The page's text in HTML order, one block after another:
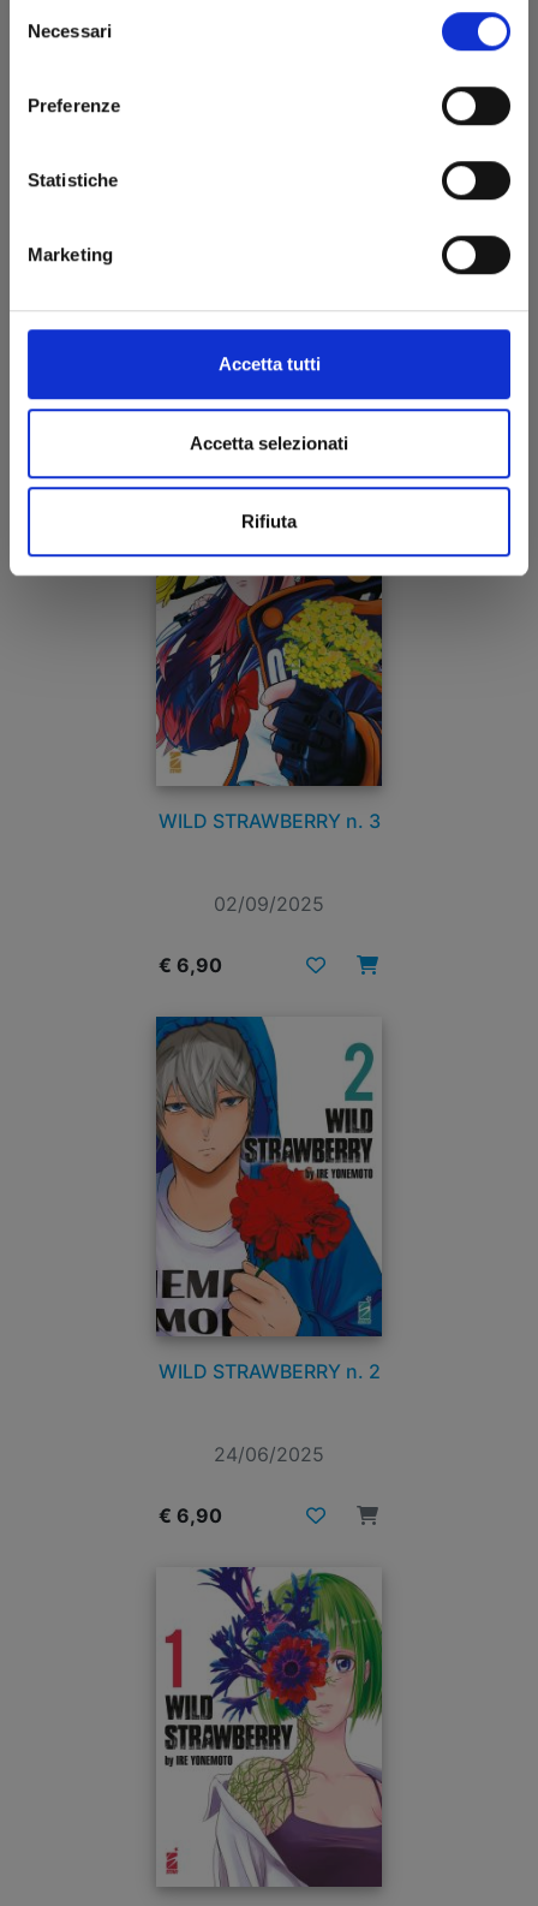
delNecessari
Preferenze
Statistiche
Marketing
Accetta tutti
Accetta selezionati
Rifiuta
28/10/2025
€ 6,90
WILD STRAWBERRY n. 3
02/09/2025
€ 6,90
WILD STRAWBERRY n. 2
24/06/2025
€ 6,90